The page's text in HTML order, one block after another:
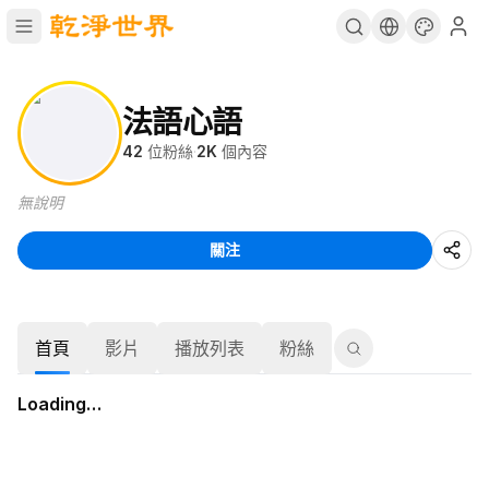
法語心語
42 位粉絲·2K 個內容
無說明
關注
首頁 影片 播放列表 粉絲
Loading…